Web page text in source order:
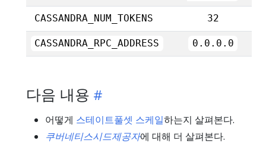
CASSANDRA_NUM_TOKENS 32
CASSANDRA_RPC_ADDRESS 0.0.0.0
다음 내용
어떻게 스테이트풀셋 스케일하는지 살펴본다.
쿠버네티스시드제공자에 대해 더 살펴본다.